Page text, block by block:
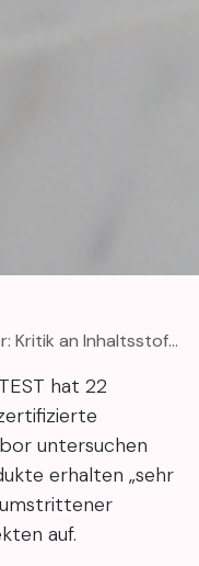
an Inhaltsstoffen
hat 22
untersuchen
erhalten „sehr
umstrittener
auf.